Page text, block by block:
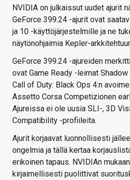
NVIDIA on julkaissut uudet ajurit
GeForce 399.24 -ajurit ovat
ja 10 -käyttöjärjestelmille ja ne
näytönohjaimia Kepler-
GeForce 399.24 -ajureiden
ovat Game Ready -leimat
Call of Duty: Black Ops 4:n
Assetto Corsa Competizionen
Ajureissa ei ole uusia SLI-, 3D
Compatibility -profiileita.
Ajurit korjaavat luonnollisesti
ongelmia ja tällä kertaa
erikoinen tapaus. NVIDIAn
kirjaimellisesti puolittivat